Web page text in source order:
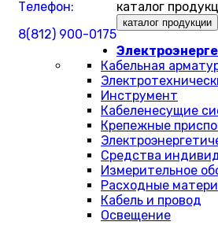
Телефон:
8(812) 900-0175
каталог
каталог продукции
Кабельная
Инструмент
Кабеленесущие
Крепежные
Средства
Измерительное
Расходные
Кабель и провод
Освещение